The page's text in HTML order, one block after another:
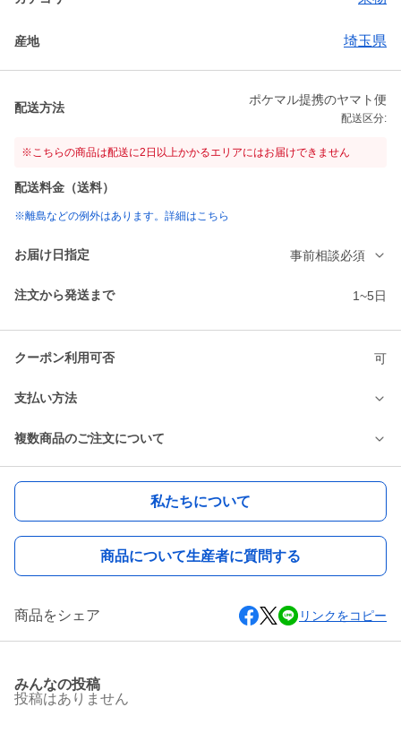
産地 埼玉県
配送方法
ポケマル提携のヤマト便
配送区分:
※こちらの商品は配送に2日以上かかるエリアにはお届けできません
配送料金（送料）
※離島などの例外はあります。詳細はこちら
お届け日指定 事前相談必須
注文から発送まで 1~5日
クーポン利用可否 可
支払い方法
複数商品のご注文について
私たちについて
商品について生産者に質問する
商品をシェア リンクをコピー
みんなの投稿
投稿はありません